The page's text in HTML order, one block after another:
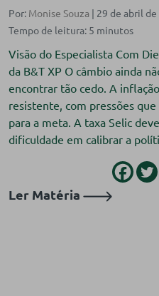
Por: Monise Souza | 29 de abril
Visão do Especialista Com
da B&T XP O câmbio ainda
encontrar tão cedo. A
resistente, com pressões
para a meta. A taxa Selic
dificuldade em calibrar a
Ler Matéria